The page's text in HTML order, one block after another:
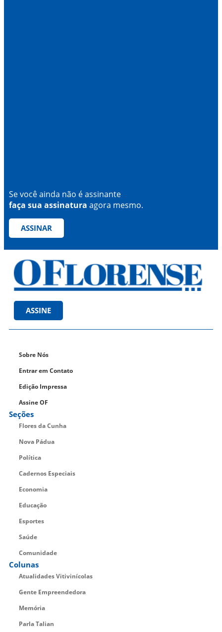
Se você ainda não é assinante
faça sua assinatura agora mesmo.
ASSINAR
ASSINE
Sobre Nós
Entrar em Contato
Edição Impressa
Assine OF
Seções
Flores da Cunha
Nova Pádua
Política
Cadernos Especiais
Economia
Educação
Esportes
Saúde
Comunidade
Colunas
Atualidades Vitivinícolas
Gente Empreendedora
Memória
Parla Talian